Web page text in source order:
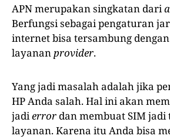
APN merupakan singkatan dari
Berfungsi sebagai pengaturan
internet bisa tersambung
layananprovider.
Yang jadi masalah adalah jika
HP Anda salah. Hal ini akan
jadierror dan membuat SIM jadi
layanan. Karena itu Anda bisa